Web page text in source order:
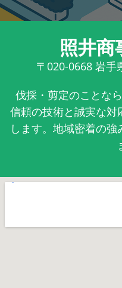
照井商
〒020-0668 岩手
伐採・剪定のことな
信頼の技術と誠実な対
します。地域密着の